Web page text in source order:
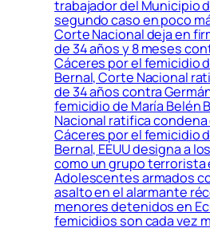
trabajador del Municipio
segundo caso en poco
Corte Nacional deja en
de 34 años y 8 meses
Cáceres por el femicidio
Bernal, Corte Nacional
de 34 años contra
femicidio de María Belén
Nacional ratifica
Cáceres por el femicidio
Bernal, EEUU designa a
como un grupo terrorista
Adolescentes armados
asalto en el alarmante
menores detenidos en
femicidios son cada vez